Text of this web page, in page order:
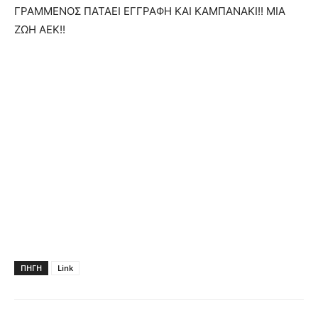
ΓΡΑΜΜΕΝΟΣ ΠΑΤΑΕΙ ΕΓΓΡΑΦΗ ΚΑΙ ΚΑΜΠΑΝΑΚΙ!! ΜΙΑ
ΖΩΗ ΑΕΚ!!
ΠΗΓΗ Link